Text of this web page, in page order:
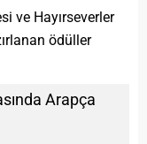
ve Hayırseverler
ödüller
Arapça